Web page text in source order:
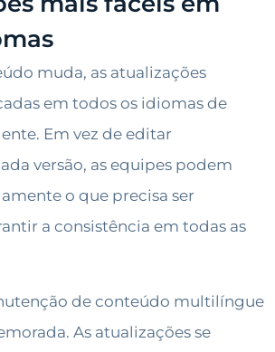
muda, as atualizações
em todos os idiomas de
Em vez de editar
versão, as equipes podem
o que precisa ser
a consistência em todas as
de conteúdo multilíngue
As atualizações se